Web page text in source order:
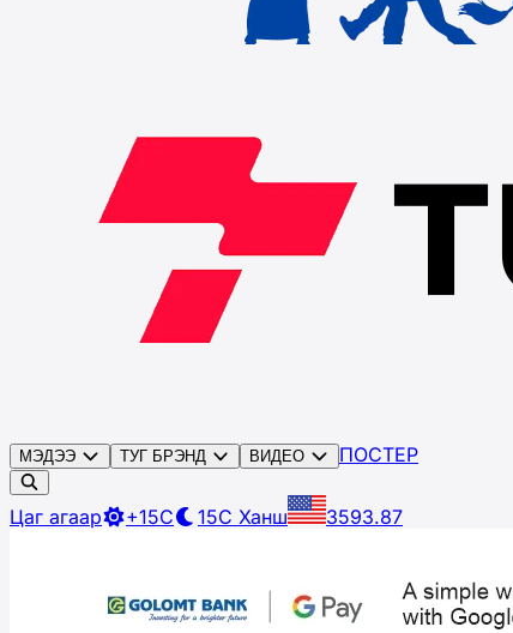
МЭДЭЭ ТУГ БРЭНД ВИДЕО ПОСТЕР
Цаг агаар +15C 15C Ханш 3593.87